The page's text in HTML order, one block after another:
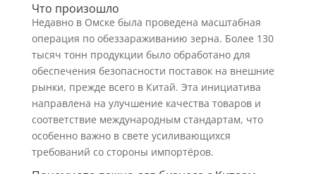
Что произошло
Недавно в Омске была проведена масштабная
операция по обеззараживанию зерна. Более 130
тысяч тонн продукции было обработано для
обеспечения безопасности поставок на внешние
рынки, прежде всего в Китай. Эта инициатива
направлена на улучшение качества товаров и
соответствие международным стандартам, что
особенно важно в свете усиливающихся
требований со стороны импортёров.